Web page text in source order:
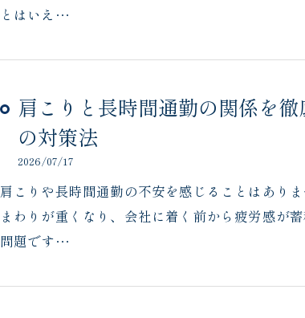
とはいえ…
肩こりと長時間通勤の関係を
の対策法
2026/07/17
肩こりや長時間通勤の不安を感じることはあり
まわりが重くなり、会社に着く前から疲労感が
問題です…